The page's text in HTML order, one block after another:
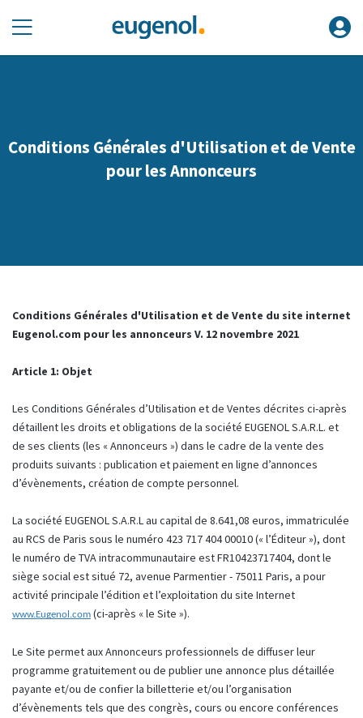
Conditions Générales d'Utilisation et de Vente
pour les Annonceurs
Conditions Générales d'Utilisation et de Vente du site internet
Eugenol.com pour les annonceurs V. 12 novembre 2021
Article 1: Objet
Les Conditions Générales d’Utilisation et de Ventes décrites ci-après
détaillent les droits et obligations de la société EUGENOL S.A.R.L. et
de ses clients (les « Annonceurs ») dans le cadre de la vente des
produits suivants : publication et paiement en ligne d’annonces
d’évènements, création de compte personnel.
La société EUGENOL S.A.R.L au capital de 8.641,08 euros, immatriculée
au RCS de Paris sous le numéro 423 717 404 00010 (« l’Éditeur »), dont
le numéro de TVA intracommunautaire est FR10423717404, dont le
siège social est situé 72, avenue Parmentier - 75011 Paris, a pour
activité principale l’édition et l’exploitation du site Internet
www.Eugenol.com (ci-après « le Site »).
Le Site permet aux Annonceurs professionnels de diffuser leur
programme gratuitement ou de publier une annonce plus détaillée
payante et/ou de confier la billetterie et/ou l’organisation
d’évènements tels que des congrès, cours ou encore conférences